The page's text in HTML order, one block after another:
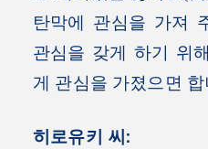
탄막에 관심을 가져
관심을 갖게 하기 위
게 관심을 가졌으면
히로유키 씨: